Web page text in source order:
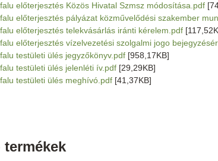
előterjesztés Közös Hivatal Szmsz módosítása.pdf
előterjesztés pályázat közművelődési szakember
előterjesztés telekvásárlás iránti kérelem.pdf
előterjesztés vízelvezetési szolgalmi jogo
testületi ülés jegyzőkönyv.pdf [958,17KB]
testületi ülés jelenléti ív.pdf [29,29KB]
testületi ülés meghívó.pdf [41,37KB]